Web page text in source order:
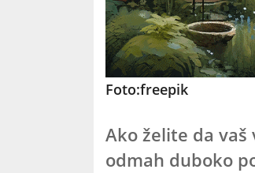
Foto:freepik
Ako želite da vaš
odmah duboko